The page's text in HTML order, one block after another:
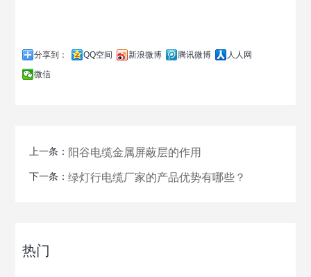
分享到： QQ空间 新浪微博 腾讯微博
人人网
微信
上一条： 阳谷电缆金属屏蔽层的作用
下一条：绿灯行电缆厂家的产品优势有哪些？
热门